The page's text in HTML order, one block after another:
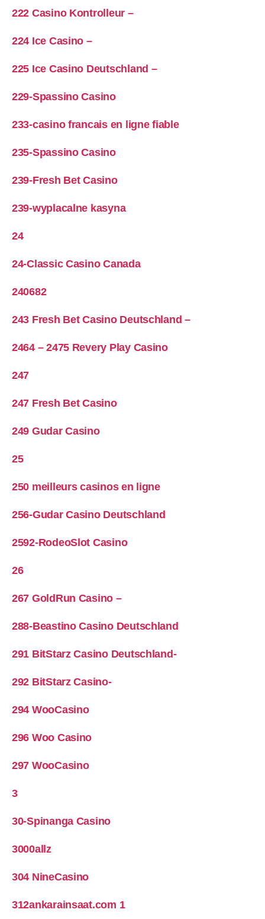
222 Casino Kontrolleur –
224 Ice Casino –
225 Ice Casino Deutschland –
229-Spassino Casino
233-casino francais en ligne fiable
235-Spassino Casino
239-Fresh Bet Casino
239-wyplacalne kasyna
24
24-Classic Casino Canada
240682
243 Fresh Bet Casino Deutschland –
2464 – 2475 Revery Play Casino
247
247 Fresh Bet Casino
249 Gudar Casino
25
250 meilleurs casinos en ligne
256-Gudar Casino Deutschland
2592-RodeoSlot Casino
26
267 GoldRun Casino –
288-Beastino Casino Deutschland
291 BitStarz Casino Deutschland-
292 BitStarz Casino-
294 WooCasino
296 Woo Casino
297 WooCasino
3
30-Spinanga Casino
3000allz
304 NineCasino
312ankarainsaat.com 1